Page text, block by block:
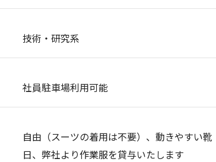
技術・研究系
社員駐車場利用可能
自由（スーツの着用は不要）、動きやすい
日、弊社より作業服を貸与いたします